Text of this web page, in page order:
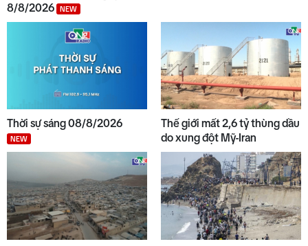
8/8/2026
NEW
Thời sự sáng 08/8/2026
NEW
Thế giới mất 2,6 tỷ thùng dầu
do xung đột Mỹ-Iran